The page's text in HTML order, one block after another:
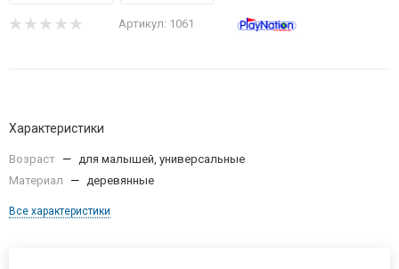
Артикул: 1061
Характеристики
Возраст — для малышей, универсальные
Материал
— деревянные
Все характеристики